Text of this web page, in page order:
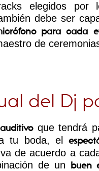
elegidos por
debe ser
para cada
de
del Dj
que tendrá
tu boda, el
de acuerdo a
de un
buen